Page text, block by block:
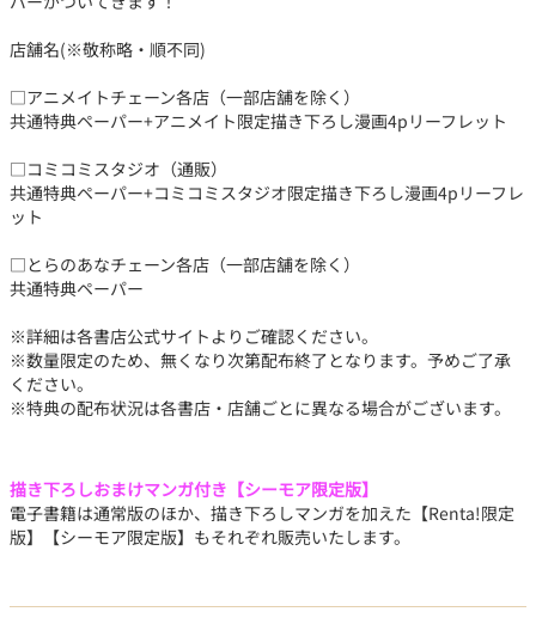
店舗名(※敬称略・順不同)
□アニメイトチェーン各店（一部店舗を除く）
共通特典ペーパー+アニメイト限定描き下ろし漫画4pリーフレット
□コミコミスタジオ（通販）
共通特典ペーパー+コミコミスタジオ限定描き下ろし漫画4pリーフレ
ット
□とらのあなチェーン各店（一部店舗を除く）
共通特典ペーパー
※詳細は各書店公式サイトよりご確認ください。
※数量限定のため、無くなり次第配布終了となります。予めご了承
ください。
※特典の配布状況は各書店・店舗ごとに異なる場合がございます。
描き下ろしおまけマンガ付き【シーモア限定版】
電子書籍は通常版のほか、描き下ろしマンガを加えた【Renta!限定
版】【シーモア限定版】もそれぞれ販売いたします。